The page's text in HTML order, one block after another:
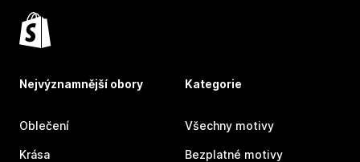
Nejvýznamnější obory
Oblečení
Krása
Kategorie
Všechny motivy
Bezplatné motivy